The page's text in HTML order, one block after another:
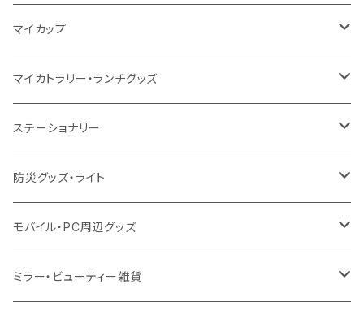
10oz
ポリエステル
再生不織布
不織布
保冷
スウェット
不織布
保冷
ポリエステル
不織布
ハンカチ
傘
キャンパス
デニム・デニムライク
ポリエステル
不織布
保冷
EVA
再生ファブリック
フェアトレードコットン
デニム・デニムライク
ポリエステル
リネン
ステンレス
アルミ
クリアボトル
カスタムデザインボトル
サーモタンブラー
ステンレス2層タンブラー
プラスチック2層タンブラー
アルミタンブラー
バンブータンブラー
コーヒー配合タンブラー
マイカップ
サーモ
ステンレス
バンブー
コーヒー配合
プラスチック
マイカトラリー・ランチグッズ
カトラリー
フードポット
コースター
ドリンク用品
ステーショナリー
単色ボールペン
多機能ペン
ペンケース
防災グッズ・ライト
防災セット
ラジオ・スピーカー
モバイル・PC周辺グッズ
チャージャー
ミラー・ビューティー雑貨